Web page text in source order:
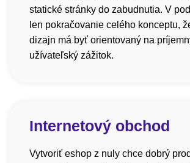
statické stránky do zabudnutia. V
len pokračovanie celého konceptu,
dizajn má byť orientovaný na
užívateľský zážitok.
Internetový obchod
Vytvoriť eshop z nuly chce dobrý